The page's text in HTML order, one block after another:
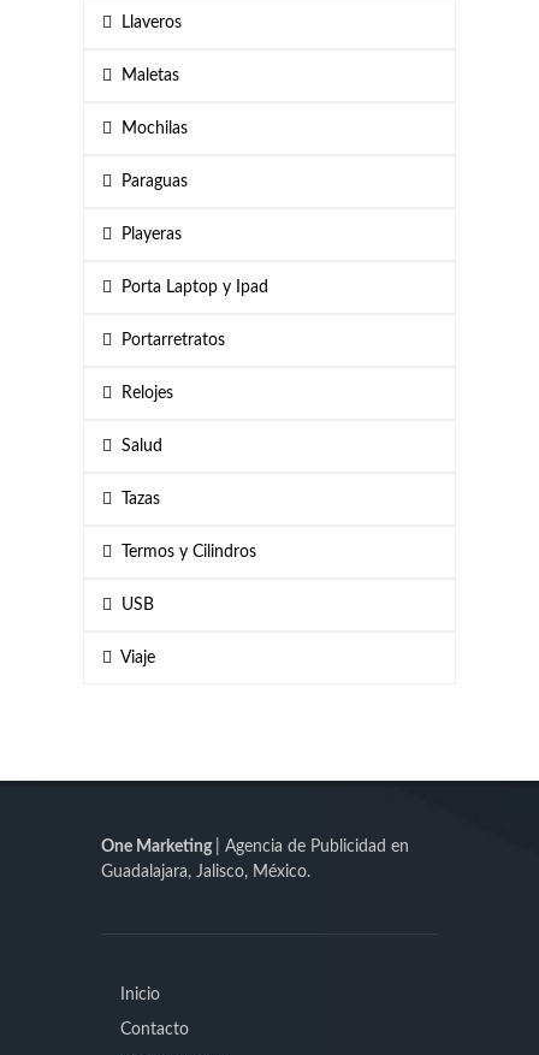
Llaveros
Maletas
Mochilas
Paraguas
Playeras
Porta Laptop y Ipad
Portarretratos
Relojes
Salud
Tazas
Termos y Cilindros
USB
Viaje
One Marketing
| Agencia de Publicidad en
Guadalajara, Jalisco, México.
Inicio
Contacto